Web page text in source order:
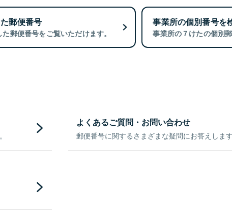
郵便番号
郵便番号をご覧いただけます。
事業所の個別番号を
事業所の７けたの個別
よくあるご質問・お問い合わせ
郵便番号に関するさまざまな疑問にお答えします